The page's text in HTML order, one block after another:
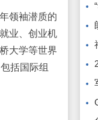
领袖潜质的
业、创业机
大学等世界
括国际组